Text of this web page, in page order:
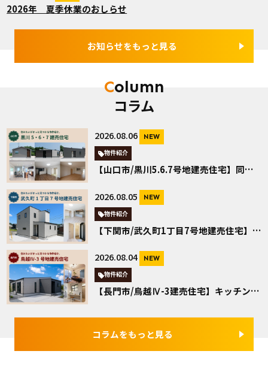
2026年 夏季休業のおしらせ
お知らせをもっと見る
Column
コラム
2026.08.06 NEW
物件紹介
【山口市/黒川5.6.7号地建売住宅】同じ場所、違う3つの平屋。山口市黒川の建売を見比べる
2026.08.05 NEW
物件紹介
【下関市/武久町1丁目7号地建売住宅】しまいやすいは暮らしやすい。4LDKの二階建て
2026.08.04 NEW
物件紹介
【長門市/鳥越Ⅳ-3建売住宅】キッチン中心にぐるっと回れる4LDK平屋
コラムをもっと見る